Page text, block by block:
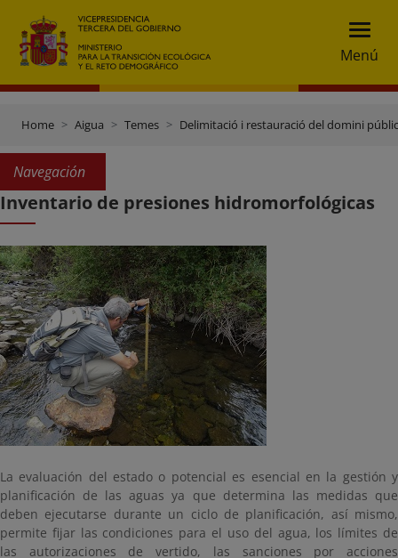
Menú
Home Aigua Temes Delimitació i restauració del domini
Navegación
Inventario de presiones hidromorfológicas
La evaluación del estado o potencial es esencial en la gestión y
planificación de las aguas ya que determina las medidas que
deben ejecutarse durante un ciclo de planificación, así mismo,
permite fijar las condiciones para el uso del agua, los límites de
las autorizaciones de vertido, las sanciones por acciones